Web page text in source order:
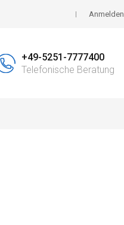
Anmelden
+49-5251-7777400
Telefonische Beratung